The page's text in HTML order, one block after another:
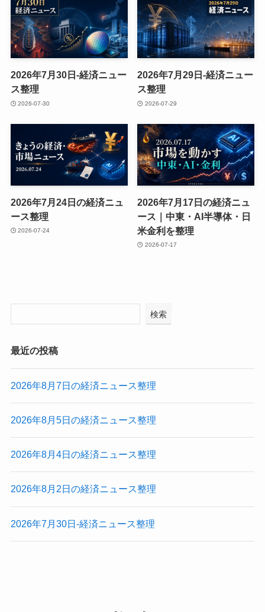
2026年7月30日-経済ニュー
ス整理
2026-07-30
2026年7月29日-経済ニュー
ス整理
2026-07-29
2026年7月24日の経済ニュ
ース整理
2026-07-24
2026年7月17日の経済ニュ
ース｜中東・AI半導体・日
米金利を整理
2026-07-17
検索
最近の投稿
2026年8月7日の経済ニュース整理
2026年8月5日の経済ニュース整理
2026年8月4日の経済ニュース整理
2026年8月2日の経済ニュース整理
2026年7月30日-経済ニュース整理